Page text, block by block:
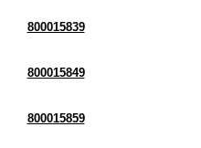
800015839
800015849
800015859